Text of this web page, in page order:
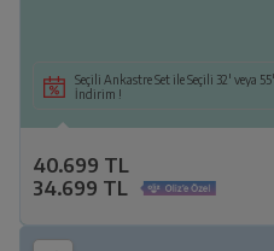
Seçili Ankastre Set ile Seçili 32' veya
İndirim !
40.699 TL
34.699 TL